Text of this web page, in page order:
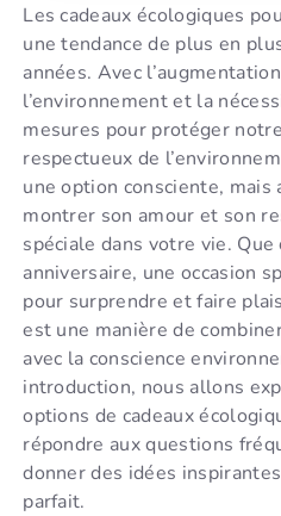
Les cadeaux écologiques
une tendance de plus en
années. Avec
l’environnement et la
mesures pour protéger
respectueux de
une option consciente, mais
montrer son amour et son
spéciale dans votre vie.
anniversaire, une occasion
pour surprendre et faire
est une manière de
avec la conscience
introduction, nous allons
options de cadeaux
répondre aux questions
donner des idées
parfait.